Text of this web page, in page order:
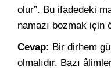
olur”. Bu ifadedeki
namazı bozmak için
Cevap: Bir dirhem
olmalıdır. Bazı